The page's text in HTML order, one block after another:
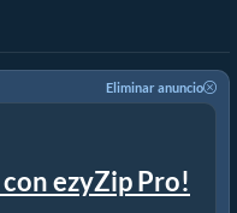
Eliminar anuncio
ezyZip Pro!